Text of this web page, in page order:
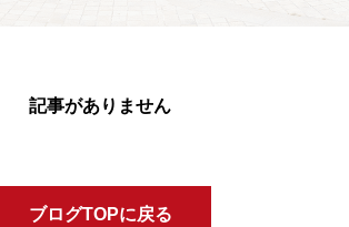
記事がありません
ブログTOPに戻る